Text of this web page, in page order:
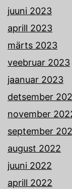
juuni 2023
aprill 2023
märts 2023
veebruar 2023
jaanuar 2023
detsember
november
september
august 2022
juuni 2022
aprill 2022